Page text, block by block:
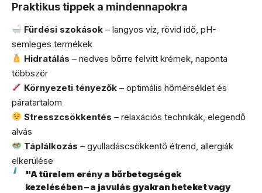
Praktikus tippek a mindennapokra
Fürdési szokások – langyos víz, rövid idő, pH-
semleges termékek
Hidratálás – nedves bőrre felvitt krémek, naponta
többször
Környezeti tényezők – optimális hőmérséklet és
páratartalom
Stresszcsökkentés – relaxációs technikák, elegendő
alvás
Táplálkozás – gyulladáscsökkentő étrend, allergiák
elkerülése
"A türelem erény a bőrbetegségek
kezelésében – a javulás gyakran heteket vagy